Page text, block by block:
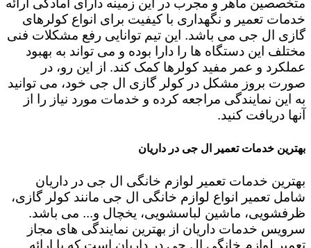
متخصصین ماهر و مجرب در این زمینه دارای آمادگی ارائه
خدمات تعمیر و نگهداری با کیفیت برای انواع کولرهای
گازی ال جی می باشد. این تیم توانایی رفع مشکلات فنی
مختلف این دستگاه ها را دارا بوده و می تواند به بهبود
عملکرد و عمر مفید کولرها کمک کند. از این رو، در
صورت بروز مشکل در کولر گازی ال جی خود، می توانید
به این نمایندگی مراجعه کرده و خدمات مورد نیاز را از
آنها دریافت کنید.
بهترین خدمات تعمیر ال جی در داریان
بهترین خدمات تعمیر لوازم خانگی ال جی در داریان
شامل تعمیر انواع لوازم خانگی ال جی مانند کولر گازی،
ظرفشویی، ماشین لباسشویی، یخچال و... می باشد.
سرویس خدمات داریان از بهترین نمایندگی های مجاز
تعمیر لوازم خانگی ال جی در داریان است که با ارائه